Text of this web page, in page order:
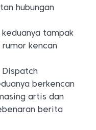
hubungan
tampak
kencan
Dispatch
berkencan
artis dan
berita